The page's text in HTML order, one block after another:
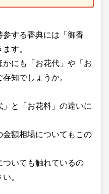
する香典には「御香
す。
にも「お花代」や「お
知でしょうか。
と「お花料」の違いに
額相場についてもこの
ついても触れているの
。